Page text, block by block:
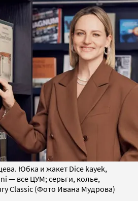
Юбка и жакет Dice kayek,
— все ЦУМ; серьги, колье,
Classic (Фото Ивана Мудрова)